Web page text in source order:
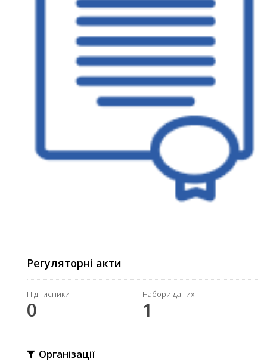
Регуляторні акти
Підписники
0
Набори даних
1
Організації